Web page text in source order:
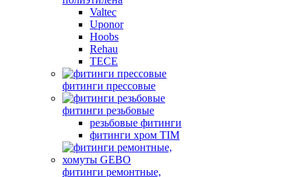
Valtec
Uponor
Hoobs
Rehau
TECE
фитинги прессовые
фитинги резьбовые
резьбовые фитинги
фитинги хром TIM
фитинги ремонтные,